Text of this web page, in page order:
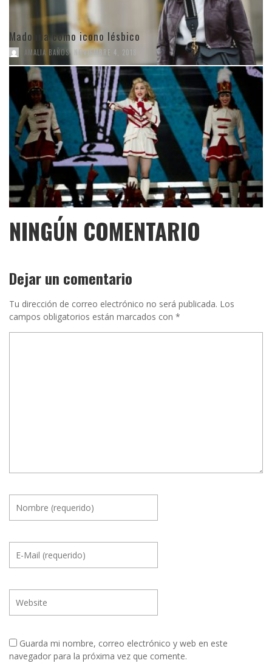
Madonna como icono lésbico
AMALIA BAÑOS, NOVIEMBRE 4, 2018
NINGÚN COMENTARIO
Dejar un comentario
Tu dirección de correo electrónico no será publicada. Los
campos obligatorios están marcados con *
Guarda mi nombre, correo electrónico y web en este
navegador para la próxima vez que comente.